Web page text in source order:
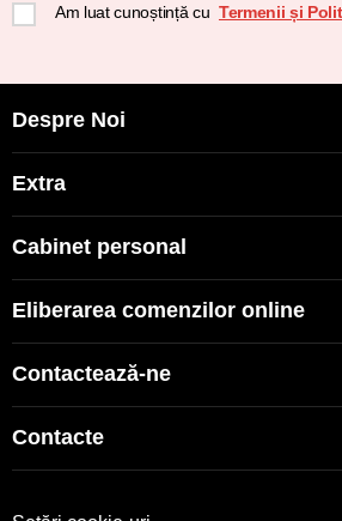
Am luat cunoștință cu Termenii și
Despre Noi
Extra
Cabinet personal
Eliberarea comenzilor online
Contactează-ne
Contacte